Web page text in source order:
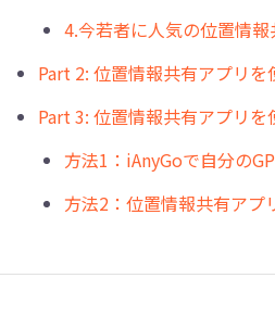
4.今若者に人気の位置情報
Part 2: 位置情報共有アプリを
Part 3: 位置情報共有アプリ
方法1：iAnyGoで自分の
方法2：位置情報共有アプ